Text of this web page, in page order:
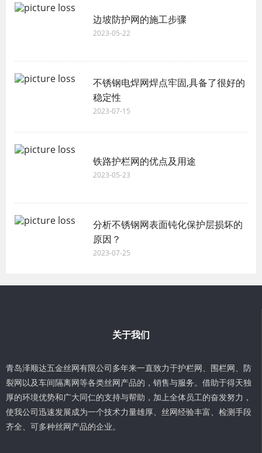
边坡防护网的施工步骤
2023-05-22
不锈钢电焊网焊点牢固,具备了很好的
稳定性
2023-07-15
铁路护栏网的优点及用途
2023-05-23
分析不锈钢网表面钝化保护层损坏的
原因？
2023-07-25
关于我们
青岛泽顺达五金丝网有限公司多年来一直致力于护栏网、围栏网、防
裂网以及车间隔离网等各类丝网产品的，销售与服务。借助于得天独
厚的环境优势和广大同仁的支持与帮助，加上全体员工的奋发努力，
使我公司迅速发展成为一个技术力量雄厚、丝网经验丰富、检测手段
齐全、可多种丝网产品的企业。